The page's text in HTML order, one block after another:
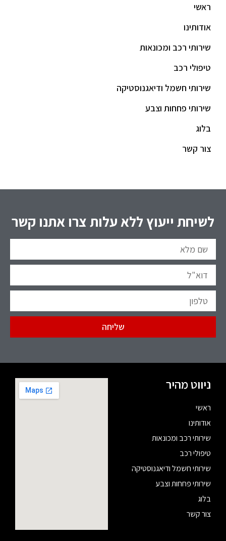
ראשי
אודותינו
שירותי רכב ומכונאות
טיפולי רכב
שירותי חשמל ודיאגנוסטיקה
שירותי פחחות וצבע
בלוג
צור קשר
לשיחת ייעוץ ללא עלות צרו אתנו קשר
שליחה
ניווט מהיר
ראשי
אודותינו
שירותי רכב ומכונאות
טיפולי רכב
שירותי חשמל ודיאגנוסטיקה
שירותי פחחות וצבע
בלוג
צור קשר